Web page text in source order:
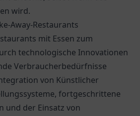
wird.
Away-Restaurants
mit Essen zum
technologische Innovationen
Verbraucherbedürfnisse
von Künstlicher
fortgeschrittene
und der Einsatz von